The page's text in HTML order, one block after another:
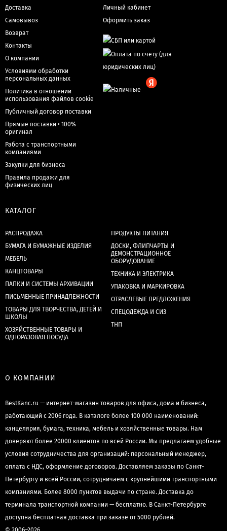
Доставка
Самовывоз
Возврат
Контакты
О компании
Условиями обработки
персональных данных
Политика в отношении
использования файлов cookie
Публичный договор поставки
Прямые поставки • 100%
оригинал
Работа с транспортными
компаниями
Закупки для бизнеса
Правила продажи для
физических лиц
Личный кабинет
Оформить заказ
КАТАЛОГ
РАСПРОДАЖА
БУМАГА И БУМАЖНЫЕ ИЗДЕЛИЯ
МЕБЕЛЬ
КАНЦТОВАРЫ
ПАПКИ И СИСТЕМЫ АРХИВАЦИИ
ПИСЬМЕННЫЕ ПРИНАДЛЕЖНОСТИ
ТОВАРЫ ДЛЯ ТВОРЧЕСТВА, ДЕТЕЙ И
ШКОЛЫ
ХОЗЯЙСТВЕННЫЕ ТОВАРЫ И
ОДНОРАЗОВАЯ ПОСУДА
ПРОДУКТЫ ПИТАНИЯ
ДОСКИ, ФЛИПЧАРТЫ И
ДЕМОНСТРАЦИОННОЕ
ОБОРУДОВАНИЕ
ТЕХНИКА И ЭЛЕКТРИКА
УПАКОВКА И МАРКИРОВКА
ОТРАСЛЕВЫЕ ПРЕДЛОЖЕНИЯ
СПЕЦОДЕЖДА И СИЗ
ТНП
О КОМПАНИИ
BestKanc.ru — интернет-магазин товаров для офиса, дома и бизнеса,
работающий с 2006 года. В каталоге более 100 000 наименований:
канцелярия, бумага, техника, мебель и хозяйственные товары. Нам
доверяют более 20000 клиентов по всей России. Мы предлагаем удобные
условия сотрудничества для организаций: персональный менеджер,
оплата с НДС, оформление договоров. Доставляем заказы по Санкт-
Петербургу и всей России, сотрудничаем с крупнейшими транспортными
компаниями. Более 8000 пунктов выдачи по стране. Доставка до
терминала транспортной компании — бесплатно. В Санкт-Петербурге
доступна бесплатная доставка при заказе от 5000 рублей.